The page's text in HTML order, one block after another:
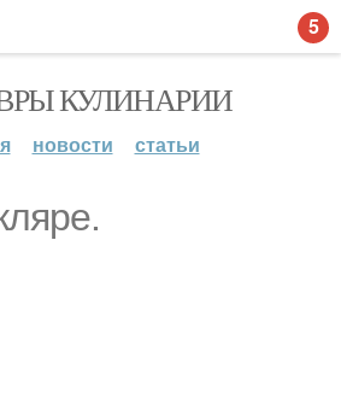
КУЛИНАРИИ
новости статьи
5